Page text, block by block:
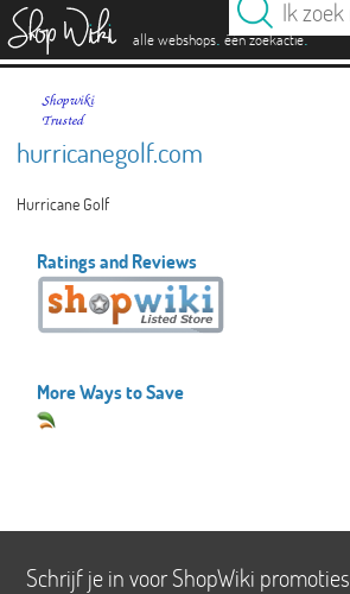
alle webshops. één zoekactie.
hurricanegolf.com
Hurricane Golf
Ratings and Reviews
More Ways to Save
Schrijf je in voor ShopWiki promoties